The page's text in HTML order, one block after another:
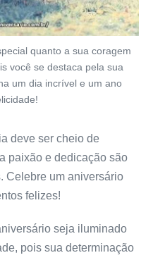
quanto a sua coragem
você se destaca pela sua
um dia incrível e um ano
deve ser cheio de
paixão e dedicação são
Celebre um aniversário
felizes!
seja iluminado
pois sua determinação